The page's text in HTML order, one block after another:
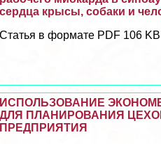
сердца крысы, собаки и
Статья в формате PDF 106
ИСПОЛЬЗОВАНИЕ
ДЛЯ ПЛАНИРОВАНИЯ
ПРЕДПРИЯТИЯ